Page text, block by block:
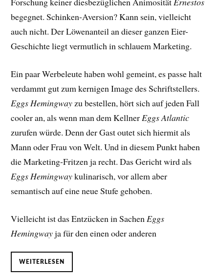
begegnet. Schinken-Aversion? Kann sein, vielleicht
auch nicht. Der Löwenanteil an dieser ganzen Eier-
Geschichte liegt vermutlich in schlauem Marketing.
Ein paar Werbeleute haben wohl gemeint, es passe halt
verdammt gut zum kernigen Image des Schriftstellers.
Eggs Hemingwayzu bestellen, hört sich auf jeden Fall
cooler an, als wenn man dem KellnerEggs Atlantic
zurufen würde. Denn der Gast outet sich hiermit als
Mann oder Frau von Welt. Und in diesem Punkt haben
die Marketing-Fritzen ja recht. Das Gericht wird als
Eggs Hemingwaykulinarisch, vor allem aber
semantisch auf eine neue Stufe gehoben.
Vielleicht ist das Entzücken in Sachen Eggs
Hemingwayja für den einen oder anderen
WEITERLESEN